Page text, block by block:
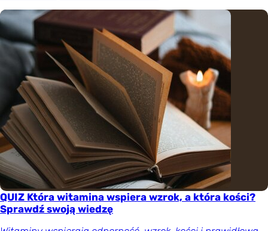
QUIZ Która witamina wspiera wzrok, a która kości?
Sprawdź swoją wiedzę